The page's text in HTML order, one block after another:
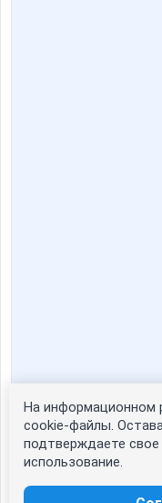
Статистика портрета:
сейчас просматривают
зарегистрированные
На информационном
cookie-файлы.
подтверждаете свое
использование.